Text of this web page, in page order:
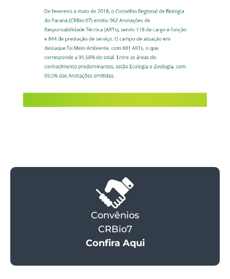
Convênios
CRBio7
Confira Aqui